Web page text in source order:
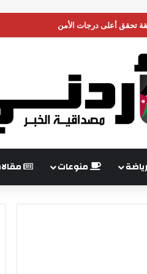
تحقق أعلى درجات الأمن
رياضة منوعات